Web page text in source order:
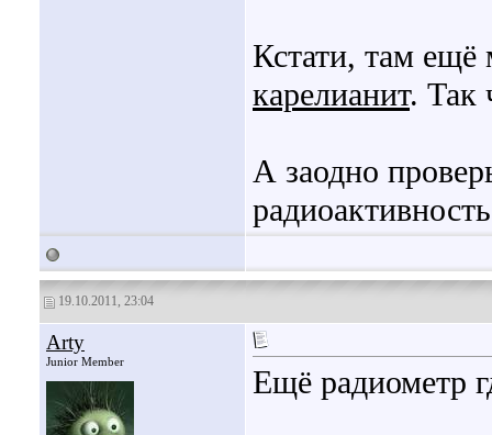
Кстати, там ещё
карелианит. Так
А заодно
19.10.2011, 23:04
Arty
Junior Member
Ещё радиометр